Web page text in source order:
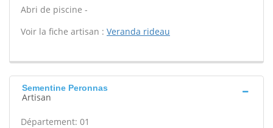
Abri de piscine -
Voir la fiche artisan : Veranda rideau
Sementine Peronnas
Artisan
Département: 01